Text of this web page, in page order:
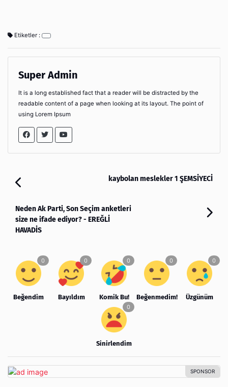
Etiketler :
Super Admin
It is a long established fact that a reader will be distracted by the
readable content of a page when looking at its layout. The point of
using Lorem Ipsum
kaybolan meslekler 1 ŞEMSİYECİ
Neden Ak Parti, Son Seçim anketleri
size ne ifade ediyor? - EREĞLİ
HAVADİS
Beğendim Bayıldım Komik Bu! Beğenmedim! Üzgünüm
Sinirlendim